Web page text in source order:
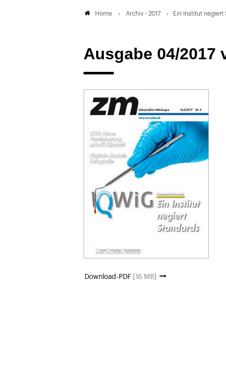
Home Archiv - 2017 Ein Institut negiert
Ausgabe 04/2017
Download-PDF [16 MB]